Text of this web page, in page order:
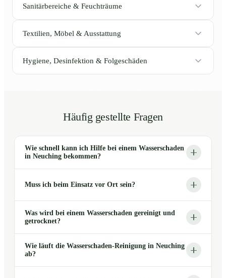
Sanitärbereiche & Feuchträume
Textilien, Möbel & Ausstattung
Hygiene, Desinfektion & Folgeschäden
Häufig gestellte Fragen
Wie schnell kann ich Hilfe bei einem Wasserschaden
in Neuching bekommen?
Muss ich beim Einsatz vor Ort sein?
Was wird bei einem Wasserschaden gereinigt und
getrocknet?
Wie läuft die Wasserschaden-Reinigung in Neuching
ab?